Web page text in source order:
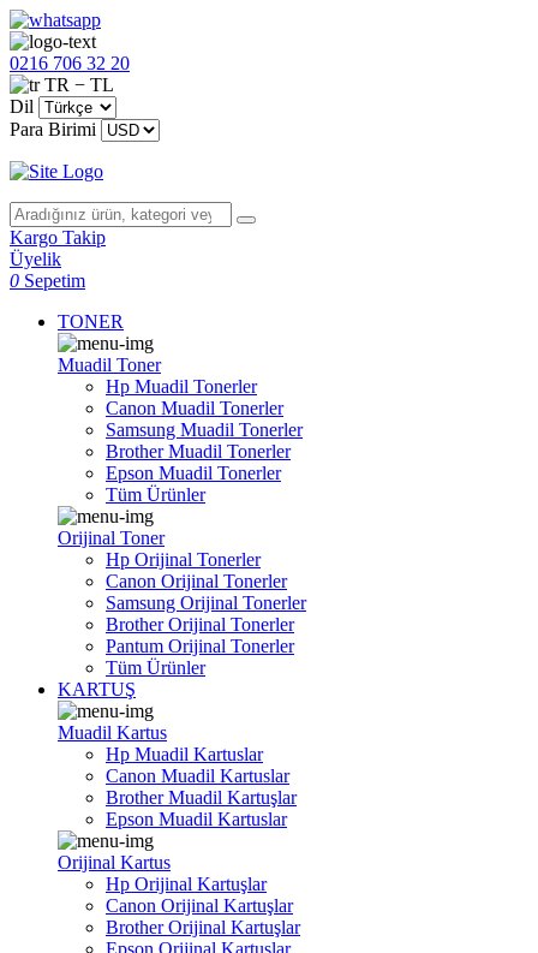
0216 706 32 20
TR − TL
Dil
Para Birimi
Kargo Takip
Üyelik
0 Sepetim
TONER
Muadil Toner
Hp Muadil Tonerler
Canon Muadil Tonerler
Samsung Muadil Tonerler
Brother Muadil Tonerler
Epson Muadil Tonerler
Tüm Ürünler
Orijinal Toner
Hp Orijinal Tonerler
Canon Orijinal Tonerler
Samsung Orijinal Tonerler
Brother Orijinal Tonerler
Pantum Orijinal Tonerler
Tüm Ürünler
KARTUŞ
Muadil Kartus
Hp Muadil Kartuslar
Canon Muadil Kartuslar
Brother Muadil Kartuşlar
Epson Muadil Kartuslar
Orijinal Kartus
Hp Orijinal Kartuşlar
Canon Orijinal Kartuşlar
Brother Orijinal Kartuşlar
Epson Orijinal Kartuşlar